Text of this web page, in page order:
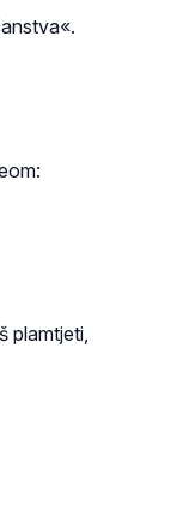
plamtjeti,